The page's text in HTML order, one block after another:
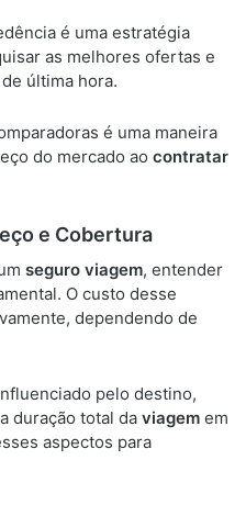
é uma estratégia
as melhores ofertas e
última hora.
é uma maneira
do mercado ao contratar
e Cobertura
seguro viagem, entender
O custo desse
dependendo de
pelo destino,
duração total da viagem em
aspectos para